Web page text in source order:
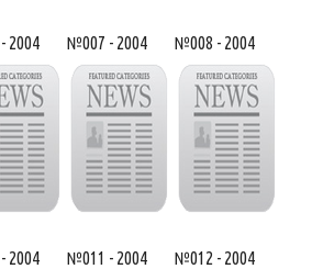
2004 №007 - 2004 №008 - 2004
2004 №011 - 2004 №012 - 2004